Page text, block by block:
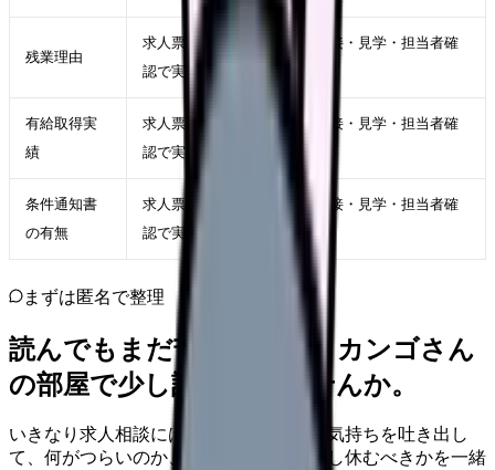
残業理由
求人票の文言だけでなく、面接・見学・担当者確
認で実態を聞く
有給取得実
績
求人票の文言だけでなく、面接・見学・担当者確
認で実態を聞く
条件通知書
の有無
求人票の文言だけでなく、面接・見学・担当者確
認で実態を聞く
まずは匿名で整理
読んでもまだ苦しいなら、カンゴさん
の部屋で少し話してみませんか。
いきなり求人相談には進みません。今の気持ちを吐き出し
て、何がつらいのか、辞めるべきか、少し休むべきかを一緒